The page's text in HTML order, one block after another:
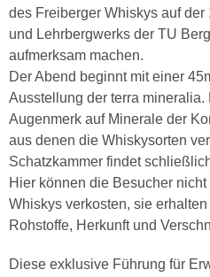
des Freiberger Whiskys auf
und Lehrbergwerks der TU
aufmerksam machen.
Der Abend beginnt mit einer
Ausstellung der terra
Augenmerk auf Minerale der
aus denen die Whiskysorten
Schatzkammer findet
Hier können die Besucher
Whiskys verkosten, sie
Rohstoffe, Herkunft und
Diese exklusive Führung für